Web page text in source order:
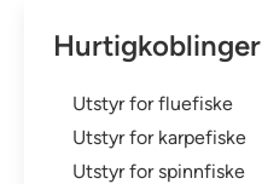
Hurtigkoblinger
Utstyr for fluefiske
Utstyr for karpefiske
Utstyr for spinnfiske